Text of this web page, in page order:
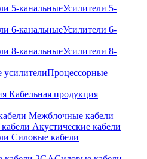
Усилители 5-
Усилители 6-
Усилители 8-
Процессорные
Кабельная продукция
Межблочные кабели
Акустические кабели
Силовые кабели